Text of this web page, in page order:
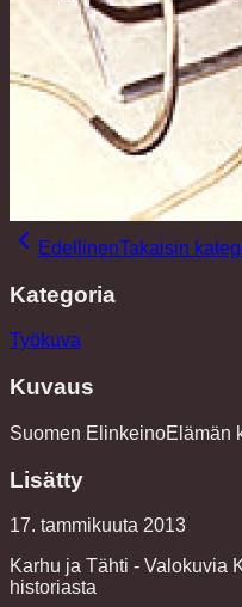
EdellinenTakaisin
Kategoria
Työkuva
Kuvaus
Suomen ElinkeinoElämän
Lisätty
17. tammikuuta 2013
Karhu ja Tähti - Valokuvia
historiasta